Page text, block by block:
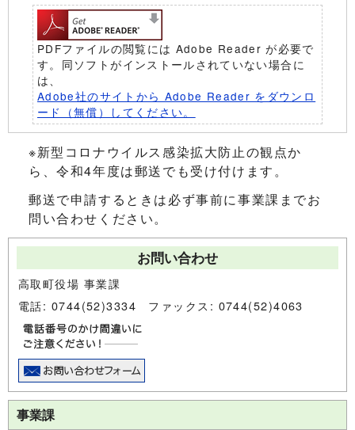
PDFファイルの閲覧には Adobe Reader が必要で
す。同ソフトがインストールされていない場合に
は、
Adobe社のサイトから Adobe Reader をダウンロ
ード（無償）してください。
※新型コロナウイルス感染拡大防止の観点か
ら、令和4年度は郵送でも受け付けます。
郵送で申請するときは必ず事前に事業課までお
問い合わせください。
お問い合わせ
高取町役場 事業課
電話: 0744(52)3334 ファックス: 0744(52)4063
事業課